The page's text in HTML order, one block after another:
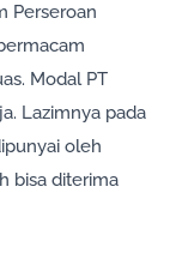
Perseroan
Modal PT
Lazimnya pada
oleh
bisa diterima